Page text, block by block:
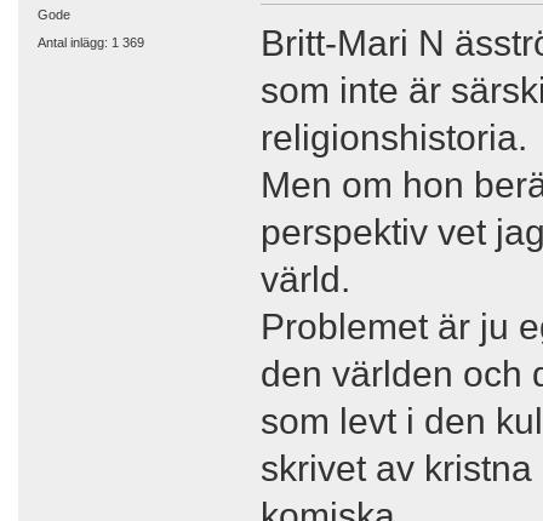
Gode
Antal inlägg: 1 369
Britt-Mari N
som inte är
religionshistoria.
Men om hon
perspektiv vet
värld.
Problemet är ju
den världen och
som levt i den
skrivet av